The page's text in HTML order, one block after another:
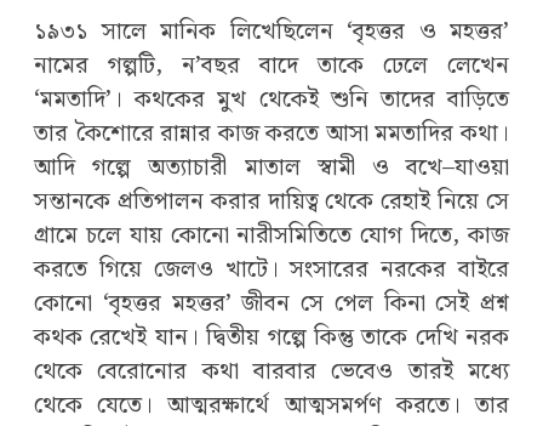
১৯৩১ সালে মানিক লিখেছিলেন ‘বৃহত্তর ও মহত্তর’
নামের গল্পটি, ন’বছর বাদে তাকে ঢেলে লেখেন
‘মমতাদি’। কথকের মুখ থেকেই শুনি তাদের বাড়িতে
তার কৈশোরে রান্নার কাজ করতে আসা মমতাদির কথা।
আদি গল্পে অত্যাচারী মাতাল স্বামী ও বখে–যাওয়া
সন্তানকে প্রতিপালন করার দায়িত্ব থেকে রেহাই নিয়ে সে
গ্রামে চলে যায় কোনো নারীসমিতিতে যোগ দিতে, কাজ
করতে গিয়ে জেলও খাটে। সংসারের নরকের বাইরে
কোনো ‘বৃহত্তর মহত্তর’ জীবন সে পেল কিনা সেই প্রশ্ন
কথক রেখেই যান। দ্বিতীয় গল্পে কিন্তু তাকে দেখি নরক
থেকে বেরোনোর কথা বারবার ভেবেও তারই মধ্যে
থেকে যেতে। আত্মরক্ষার্থে আত্মসমর্পণ করতে। তার